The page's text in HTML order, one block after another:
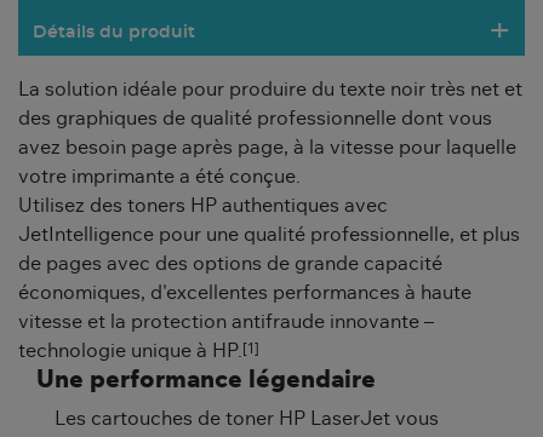
Détails du produit
La solution idéale pour produire du texte noir très net et
des graphiques de qualité professionnelle dont vous
avez besoin page après page, à la vitesse pour laquelle
votre imprimante a été conçue.
Utilisez des toners HP authentiques avec
JetIntelligence pour une qualité professionnelle, et plus
de pages avec des options de grande capacité
économiques, d'excellentes performances à haute
vitesse et la protection antifraude innovante –
technologie unique à HP. [1]
Une performance légendaire
Les cartouches de toner HP LaserJet vous